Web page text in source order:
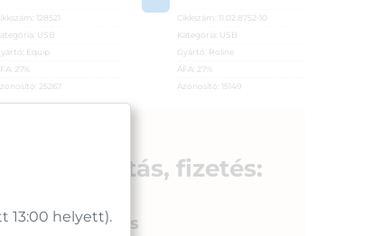
128521
USB
Equip
27%
25267
Cikkszám: 11.02.8752-10
Kategória: USB
Gyártó: Roline
ÁFA:
27%
Azonosító: 15149
Szállítás, fizetés:
Gyors kiszállítás
13:00 helyett).